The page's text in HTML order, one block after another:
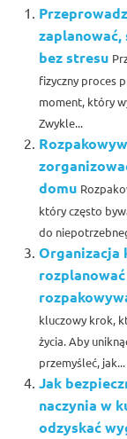
bez stresu
fizyczny proces
moment, który
Zwykle...
domu
który często
do
Organizacja
kluczowy krok,
życia. Aby
przemyśleć, jak...
Jak
naczynia w
odzyskać